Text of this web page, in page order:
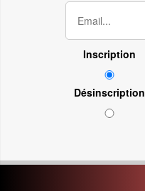
Inscription
Désinscription